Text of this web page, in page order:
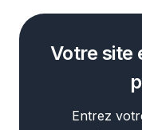
Votre site
Entrez